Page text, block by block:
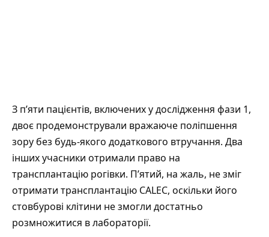
З п’яти пацієнтів, включених у дослідження фази 1,
двоє продемонстрували вражаюче поліпшення
зору без будь-якого додаткового втручання. Два
інших учасники отримали право на
трансплантацію рогівки. П’ятий, на жаль, не зміг
отримати трансплантацію CALEC, оскільки його
стовбурові клітини не змогли достатньо
розмножитися в лабораторії.